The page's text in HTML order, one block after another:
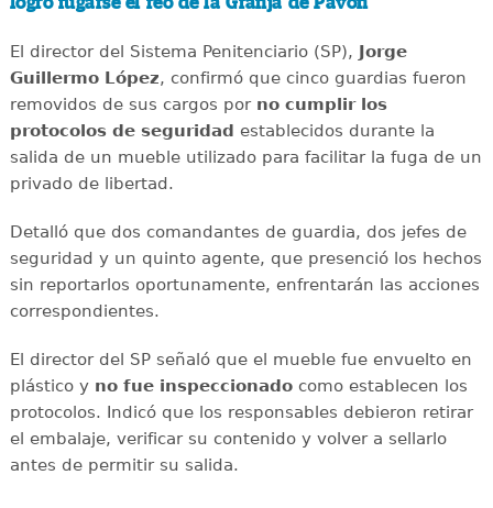
logró fugarse el reo de la Granja de Pavón
El director del Sistema Penitenciario (SP),
Jorge
Guillermo López, confirmó que cinco guardias fueron
removidos de sus cargos por no cumplir los
protocolos de seguridad establecidos durante la
salida de un mueble utilizado para facilitar la fuga de un
privado de libertad.
Detalló que dos comandantes de guardia, dos jefes de
seguridad y un quinto agente, que presenció los hechos
sin reportarlos oportunamente, enfrentarán las acciones
correspondientes.
El director del SP señaló que el mueble fue envuelto en
plástico y no fue inspeccionadocomo establecen los
protocolos. Indicó que los responsables debieron retirar
el embalaje, verificar su contenido y volver a sellarlo
antes de permitir su salida.